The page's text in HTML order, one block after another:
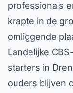
professionals
krapte in de
omliggende
Landelijke
starters in
ouders blijven